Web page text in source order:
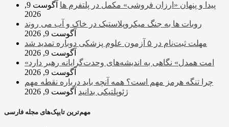
پیدا و پنهان «ارزان فروشی» مکمل در پلتفرم ها
آگوست 9,
2026
روبات ها به جنگ میکروپلاستیک در خاک و آب می روند
آگوست 9, 2026
مهلت ثبت‌نام در ۵ آزمون علوم پزشکی دوباره تمدید شد
آگوست 9, 2026
«امت همدل» نگاهی به اندیشه‌های وحدت‌گرایانه رهبر دارد
آگوست 9, 2026
چرا تنگه هرمز مهم است؟ همه آنچه باید درباره نقطه مهم
ژئوپلتیکی بدانید آگوست 9, 2026
مهم‌ترین تایپک‌های مجله فارسی